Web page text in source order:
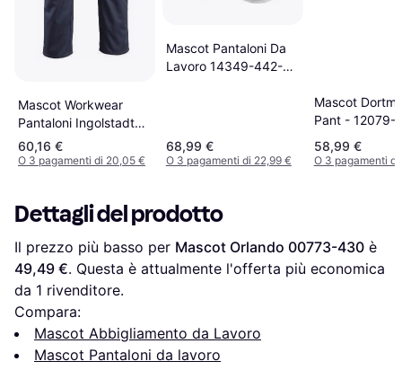
Mascot Workwear
Pantaloni Ingolstadt
Nero Cotone 82cm
60,16 €
O 3 pagamenti di 20,05 €
Mascot Pantaloni Da
Lavoro 14349-442-
68,99 €
O 3 pagamenti di 22,99 €
Mascot
Pant - 12079-
58,99 €
O 3 pagamenti di
Dettagli del prodotto
Il prezzo più basso per Mascot Orlando 00773-430
49,49 €. Questa è attualmente l'offerta più economica
da 1 rivenditore.
Compara:
Mascot Abbigliamento da Lavoro
Mascot Pantaloni da lavoro